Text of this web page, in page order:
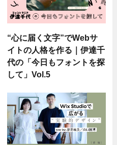
“心に届く文字”でWebサ
イトの人格を作る｜伊達千
代の「今日もフォントを探
して」Vol.5